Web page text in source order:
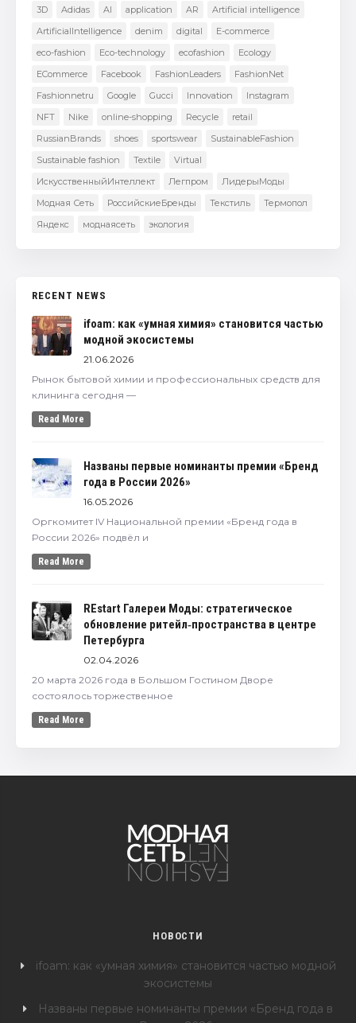
3D Adidas AI application AR
Artificial intelligence
ArtificialIntelligence
denim digital
E-commerce
eco-fashion
Eco-technology ecofashion
Ecology
ECommerce
Facebook FashionLeaders
FashionNet
Fashionnetru
Google Gucci Innovation
Instagram
NFT
Nike online-shopping Recycle
retail
RussianBrands
shoes sportswear
SustainableFashion
Sustainable fashion
Textile
Virtual
ИскусственныйИнтеллект
Легпром
ЛидерыМоды
Модная Сеть
РоссийскиеБренды Текстиль
Термопол
Яндекс
моднаясеть экология
RECENT NEWS
ifoam: как «умная химия» становится частью
модной экосистемы
21.06.2026
Рынок бытовой химии и профессиональных средств для
клининга сегодня —
Read More
Названы первые номинанты премии «Бренд
года в России 2026»
16.05.2026
Оргкомитет IV Национальной премии «Бренд года в
России 2026» подвёл и
Read More
REstart Галереи Моды: стратегическое
обновление ритейл‑пространства в центре
Петербурга
02.04.2026
20 марта 2026 года в Большом Гостином Дворе
состоялось торжественное
Read More
НОВОСТИ
ifoam: как «умная химия» становится частью модной
экосистемы
Названы первые номинанты премии «Бренд года в